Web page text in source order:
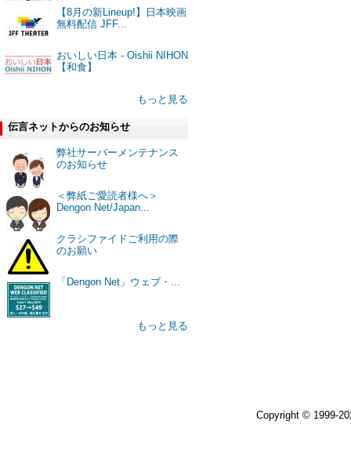
【8月の新Lineup!】日本映画
無料配信 JFF...
おいしい日本 - Oishii NIHON
【和食】
もっと見る
伝言ネットからのお知らせ
弊社サーバーメンテナンス
のお知らせ
＜弊紙ご愛読者様へ＞
Dengon Net/Japan...
クラシファイドご利用の際
のお願い
「Dengon Net」ウェブ・...
もっと見る
Copyright © 1999-